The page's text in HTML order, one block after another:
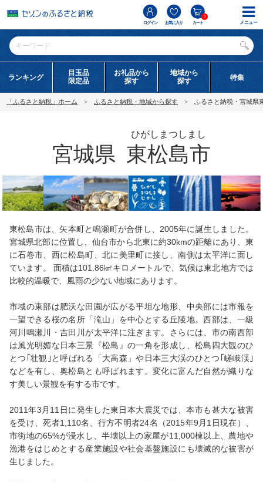
ログイン お気に入り カート
0
ランキング
目玉品
限定品
お礼品から
探す
地域から
探す
特集
「ふるさと納税」ホーム ふるさと納税・地域から探す ふるさと納税・宮城県
宮城県 東松島市
ひがしまつしまし
東松島市は、矢本町と鳴瀬町が合併し、2005年に誕生しました。
宮城県北部に位置し、仙台市から北東に約30kmの距離にあり、東
に石巻市、西に松島町、北に美里町に接し、南側は太平洋に面し
ています。 面積は101.86㎢キロメートルで、気候は東北地方では
比較的温暖で、風雨の少ない地域にあります。
市域の東部は肥沃な田園が広がる平坦な地形、中央部には市報を
一望できる桜の名所「滝山」を中心とする丘陵地。西部は、一級
河川鳴瀬川・吉田川が太平洋に注ぎます。さらには、市の南西部
は風光明媚な日本三景『松島』の一角を形成し、松島四大観のひ
とつ｢壮観｣と呼ばれる「大高森」や日本三大渓のひとつ｢嵯峨渓｣
などを有し、奥松島とも呼ばれます。変化に富んだ自然が織りな
す美しい景観を有する市です。
2011年3月11日に発生した東日本大震災では、本市も甚大な被害
を受け、死者1,110名、行方不明者24名（2015年9月1日現在）、
市街地の65%が浸水し、半壊以上の家屋が11,000棟以上、農地や
漁港をはじめとする産業施設や社会基盤施設にも壊滅的な被害が
生じました。
メニュー